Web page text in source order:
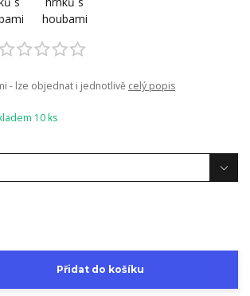
- lze objednat i jednotlivě celý popis
10 ks
Přidat do košíku